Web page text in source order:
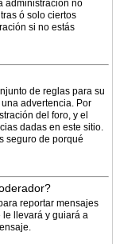
administración no
ó solo ciertos
si no estás
de reglas para su
advertencia. Por
del foro, y el
dadas en este sitio.
seguro de porqué
reportar mensajes
le llevará y guiará a